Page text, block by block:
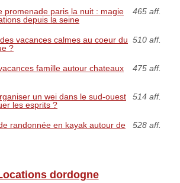
promenade paris la nuit : magie
depuis la seine
465 aff.
vacances calmes au coeur du
?
510 aff.
famille autour chateaux
475 aff.
un wei dans le sud-ouest
les esprits ?
514 aff.
randonnée en kayak autour de
528 aff.
dordogne